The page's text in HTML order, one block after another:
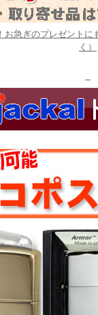
急ぎのプレゼント
く）